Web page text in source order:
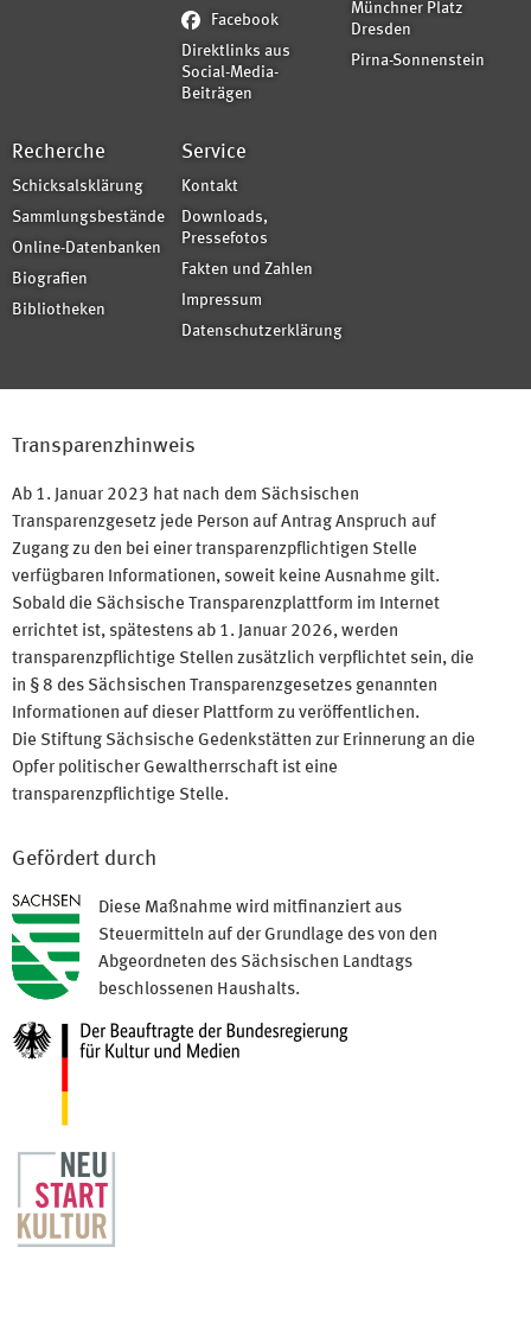
Facebook
Direktlinks aus
Social-Media-
Beiträgen
Münchner Platz
Dresden
Pirna-Sonnenstein
Recherche
Schicksalsklärung
Sammlungsbestände
Online-Datenbanken
Biografien
Bibliotheken
Service
Kontakt
Downloads,
Pressefotos
Fakten und Zahlen
Impressum
Datenschutzerklärung
Transparenzhinweis
Ab 1. Januar 2023 hat nach dem Sächsischen
Transparenzgesetz jede Person auf Antrag Anspruch auf
Zugang zu den bei einer transparenzpflichtigen Stelle
verfügbaren Informationen, soweit keine Ausnahme gilt.
Sobald die Sächsische Transparenzplattform im Internet
errichtet ist, spätestens ab 1. Januar 2026, werden
transparenzpflichtige Stellen zusätzlich verpflichtet sein, die
in § 8 des Sächsischen Transparenzgesetzes genannten
Informationen auf dieser Plattform zu veröffentlichen.
Die Stiftung Sächsische Gedenkstätten zur Erinnerung an die
Opfer politischer Gewaltherrschaft ist eine
transparenzpflichtige Stelle.
Gefördert durch
Diese Maßnahme wird mitfinanziert aus
Steuermitteln auf der Grundlage des von den
Abgeordneten des Sächsischen Landtags
beschlossenen Haushalts.